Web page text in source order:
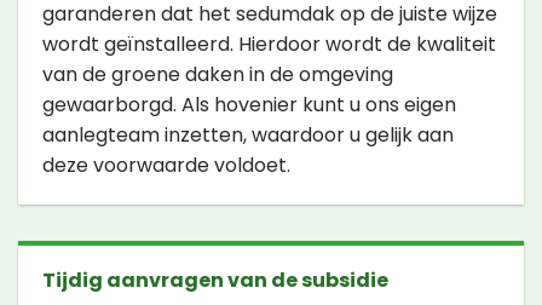
garanderen dat het sedumdak op de juiste wijze
wordt geïnstalleerd. Hierdoor wordt de kwaliteit
van de groene daken in de omgeving
gewaarborgd. Als hovenier kunt u ons eigen
aanlegteam inzetten, waardoor u gelijk aan
deze voorwaarde voldoet.
Tijdig aanvragen van de subsidie